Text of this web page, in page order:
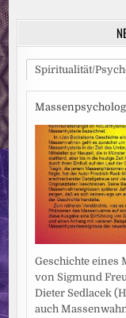
Beiträge
Spiritualität/
Geschichte eines
von Sigmund
Dieter Sedlacek
auch